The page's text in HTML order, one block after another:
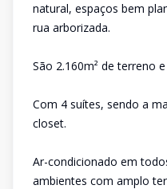
natural, espaços bem
rua arborizada.
São 2.160m² de terreno
Com 4 suítes, sendo a
closet.
Ar-condicionado em
ambientes com amplo